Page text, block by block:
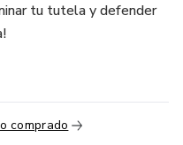
tu tutela y defender
comprado